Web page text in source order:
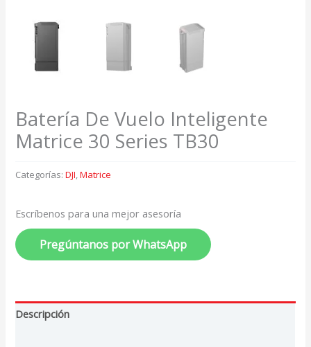
Batería De Vuelo Inteligente
Matrice 30 Series TB30
Categorías:DJI,Matrice
Escríbenos para una mejor asesoría
Pregúntanos por WhatsApp
Descripción